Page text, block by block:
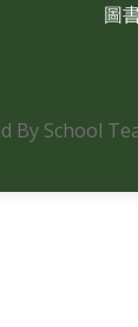
圖
By School